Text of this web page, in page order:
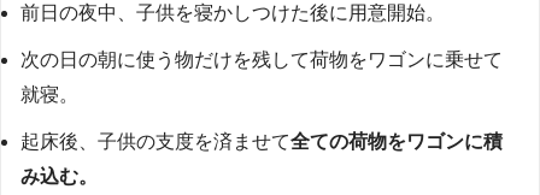
前日の夜中、子供を寝かしつけた後に用意開始。
次の日の朝に使う物だけを残して荷物をワゴンに乗せて
就寝。
起床後、子供の支度を済ませて全ての荷物をワゴンに積
み込む。